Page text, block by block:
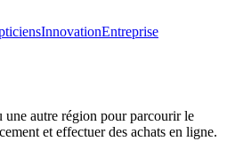
InnovationEntreprise
une autre région pour parcourir le
et effectuer des achats en ligne.